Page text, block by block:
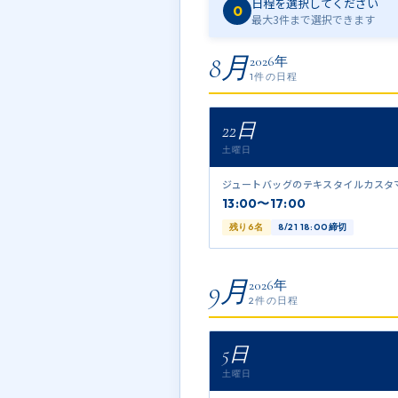
0 最大3件まで選択できます
8月2026年
1件の日程
22日
土曜日
ジュートバッグのテキスタイルカスタ
13:00〜17:00
残り6名 8/21 18:00締切
9月2026年
2件の日程
5日
土曜日